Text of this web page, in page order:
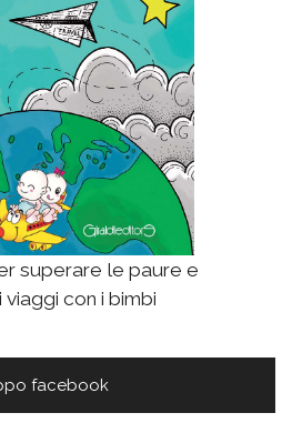
superare le paure e
con i bimbi
facebook